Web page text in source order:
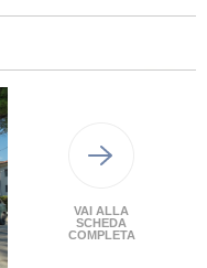
VAI ALLA
SCHEDA
COMPLETA